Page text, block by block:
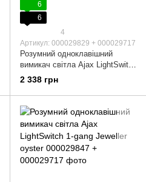
6
6
4
Артикул: 000029829 + 000029717
Розумний одноклавішний
вимикач світла Ajax LightSwitch
1-gang Jeweller gray 000029829
2 338 грн